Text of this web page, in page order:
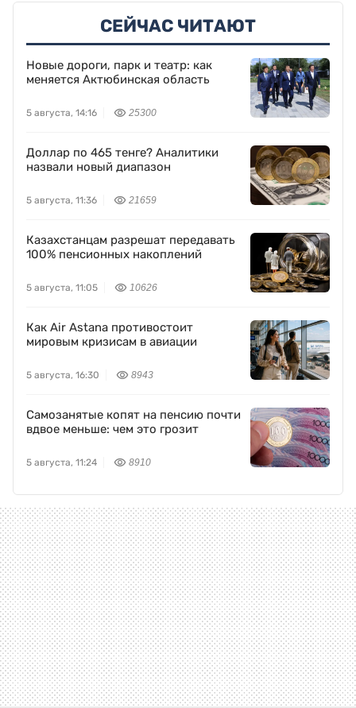
СЕЙЧАС ЧИТАЮТ
Новые дороги, парк и театр: как
меняется Актюбинская область
5 августа, 14:16 25300
Доллар по 465 тенге? Аналитики
назвали новый диапазон
5 августа, 11:36 21659
Казахстанцам разрешат передавать
100% пенсионных накоплений
5 августа, 11:05 10626
Как Air Astana противостоит
мировым кризисам в авиации
5 августа, 16:30 8943
Самозанятые копят на пенсию почти
вдвое меньше: чем это грозит
5 августа, 11:24 8910